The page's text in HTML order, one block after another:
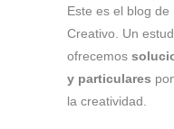
Este es el blog de
Creativo. Un
ofrecemos
y particulares
la creatividad.